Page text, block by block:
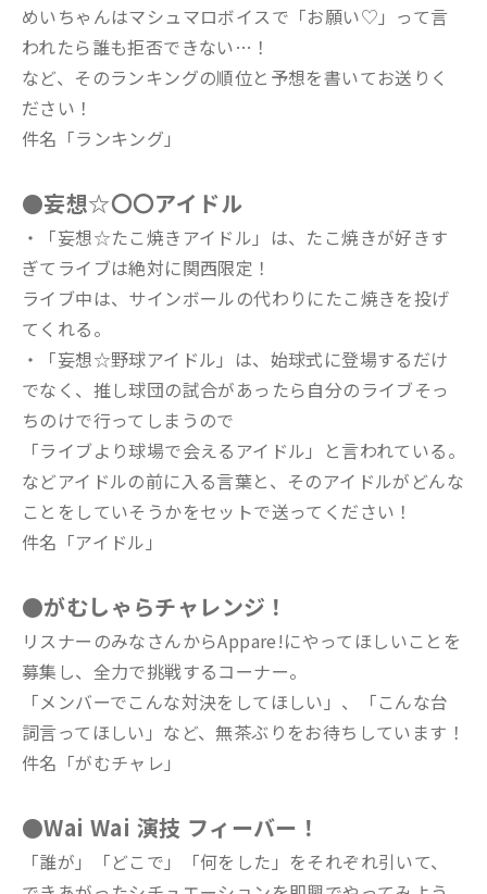
めいちゃんはマシュマロボイスで「お願い♡」って言
われたら誰も拒否できない…！
など、そのランキングの順位と予想を書いてお送りく
ださい！
件名「ランキング」
●妄想☆〇〇アイドル
・「妄想☆たこ焼きアイドル」は、たこ焼きが好きす
ぎてライブは絶対に関西限定！
ライブ中は、サインボールの代わりにたこ焼きを投げ
てくれる。
・「妄想☆野球アイドル」は、始球式に登場するだけ
でなく、推し球団の試合があったら自分のライブそっ
ちのけで行ってしまうので
「ライブより球場で会えるアイドル」と言われている。
などアイドルの前に入る言葉と、そのアイドルがどんな
ことをしていそうかをセットで送ってください！
件名「アイドル」
●がむしゃらチャレンジ！
リスナーのみなさんからAppare!にやってほしいことを
募集し、全力で挑戦するコーナー。
「メンバーでこんな対決をしてほしい」、「こんな台
詞言ってほしい」など、無茶ぶりをお待ちしています！
件名「がむチャレ」
●Wai Wai 演技 フィーバー！
「誰が」「どこで」「何をした」をそれぞれ引いて、